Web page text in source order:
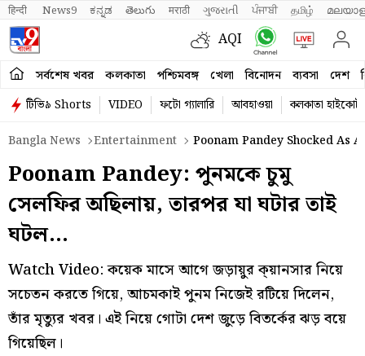
हिन्दी News9 ಕನ್ನಡ తెలుగు मराठी ગુજરાતી ਪੰਜਾਬੀ தமிழ்
AQI
সর্বশেষ খবর কলকাতা পশ্চিমবঙ্গ খেলা বিনোদন ব্যবসা দেশ
টিভি৯ Shorts VIDEO ফটো গ্যালারি আবহাওয়া
কলকাতা হাইকোর্ট
Bangla News
Entertainment Poonam Pandey Shocked As
Poonam Pandey: পুনমকে চুমু
সেলফির অছিলায়, তারপর যা ঘটার তাই
ঘটল…
Watch Video: কয়েক মাসে আগে জড়ায়ুর ক্য়ানসার নিয়ে
সচেতন করতে গিয়ে, আচমকাই পুনম নিজেই রটিয়ে দিলেন,
তাঁর মৃত্যুর খবর। এই নিয়ে গোটা দেশ জুড়ে বিতর্কের ঝড় বয়ে
গিয়েছিল।